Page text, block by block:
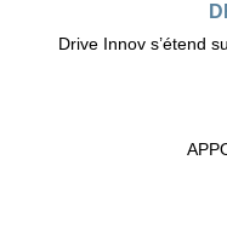
Drive Innov s’étend